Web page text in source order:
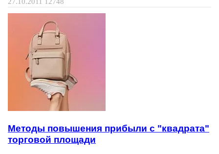
Методы повышения прибыли с "квадрата"
торговой площади